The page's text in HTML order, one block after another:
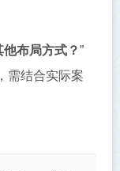
布局方式？”
需结合实际案